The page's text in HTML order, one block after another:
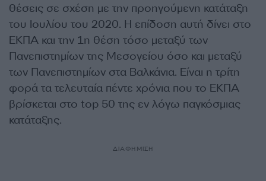
θέσεις σε σχέση με την προηγούμενη κατάταξη
του Ιουλίου του 2020. Η επίδοση αυτή δίνει στο
ΕΚΠΑ και την 1η θέση τόσο μεταξύ των
Πανεπιστημίων της Μεσογείου όσο και μεταξύ
των Πανεπιστημίων στα Βαλκάνια. Είναι η τρίτη
φορά τα τελευταία πέντε χρόνια που το ΕΚΠΑ
βρίσκεται στο top 50 της εν λόγω παγκόσμιας
κατάταξης.
ΔΙΑΦΗΜΙΣΗ